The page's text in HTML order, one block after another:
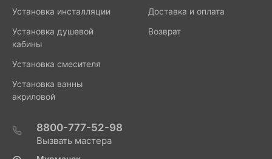
Установка инсталляции
Установка душевой
кабины
Установка смесителя
Установка ванны
акриловой
Доставка и оплата
Возврат
8800-777-52-98
Вызвать мастера